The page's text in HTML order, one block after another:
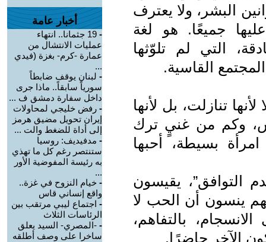
البشر، ولا يعترف
جميعًا. هو لغة
التي لم تلوّثها
القاسية.
تنازلت، بل لأنها
وكم من غنيٍ ترك
بسيطة، أحبها
يقيسون
ينسون أن الحب لا
بالتفاهم،
الآخر حاضرًا.
أخبار عامة
-
19 جثمانا.. انتهاء
عمليات الانتشال من
عمارة -كرم- بغزة (فيدي
...
- لبنان يوقف ضابطاً
سورياً سابقاً.. ماذا جرى
داخل سفارة دمشق ف ...
- رفض خليجي لمحاولات
إيران تحويل مضيق هرمز
إلى أداة للضغط والت ...
- مدفيديف: روسيا
ستنتصر رغم كل ما تهذي
به رئيسة المفوضية الأور
...
- خيام النزوح في غزة..
واقع إنساني قاس
- اجتماع ليبي مرتقب بين
الرئاسات الثلاث
- -المصري- السيد يعلق
ساخرا على وصف أطلقه